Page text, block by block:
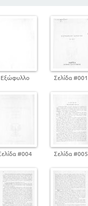
και γεωγραφικός
Εξώφυλλο Σελίδα #001
#004 Σελίδα #005